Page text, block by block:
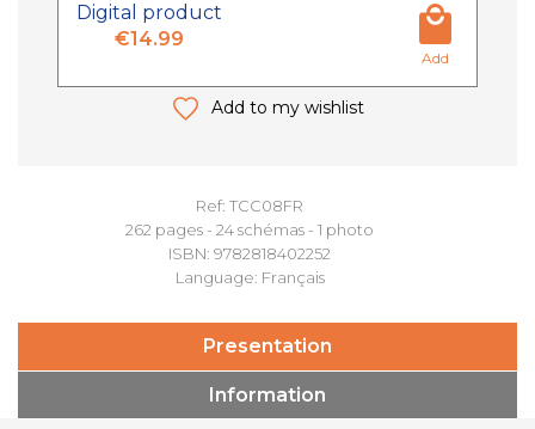
Ref: TCC08FR
262 pages - 24 schémas - 1 photo
ISBN: 9782818402252
Language: Français
Digital product
€14.99
Add
Add to my wishlist
Presentation
Information